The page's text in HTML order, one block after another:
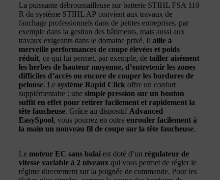
La puissante débroussailleuse sur batterie STIHL FSA 110
R du système STIHL AP convient aux travaux de
fauchage professionnels dans de petites entreprises, par
exemple dans la gestion des bâtiments, mais aussi aux
travaux exigeants dans le domaine privé. Il allie à
merveille performances de coupe élevées et poids
réduit, ce qui lui permet, par exemple, de tailler aisément
les herbes de hauteur moyenne, d’entretenir les zones
difficiles d’accès ou encore de couper les bordures de
pelouse. Le système Rapid Click offre un confort
supplémentaire : une simple pression sur un bouton
suffit en effet pour retirer facilement et rapidement la
tête faucheuse. Grâce au dispositif Advanced
EasySpool, vous pourrez en outre enrouler facilement à
la main un nouveau fil de coupe sur la tête faucheuse.
Le moteur EC sans balai est doté d’un régulateur de
vitesse variable à 2 niveaux qui vous permet de régler le
régime directement sur la poignée de commande. Pour les